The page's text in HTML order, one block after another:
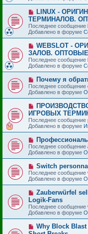
н
и
е
с
о
б
щ
н
и
е
Н
о
в
о
е
с
о
о
б
щ
н
и
е
LINUX -
ТЕРМИНАЛОВ.
Последнее сообщение
Добавлено в форуме
Н
о
в
о
е
с
о
б
щ
е
н
и
е
WEBSLOT -
ЗАЛОВ.
Последнее сообщение
Добавлено в форуме
Н
о
в
о
е
с
о
б
щ
е
н
и
е
Почему я
Последнее сообщение
Добавлено в форуме
Н
о
в
о
е
с
о
б
щ
е
н
и
е
ИГРОВЫХ
Последнее сообщение
Добавлено в форуме
Н
о
в
о
е
с
о
о
б
щ
е
н
и
е
Последнее сообщение
Добавлено в форуме
Н
о
в
о
е
с
о
о
б
щ
е
н
Switch
Последнее сообщение
Добавлено в форуме
Н
в
о
е
с
о
о
Zauberwürfel
Logik-Fans
Последнее сообщение
Добавлено в форуме
Н
о
Why Block Blast